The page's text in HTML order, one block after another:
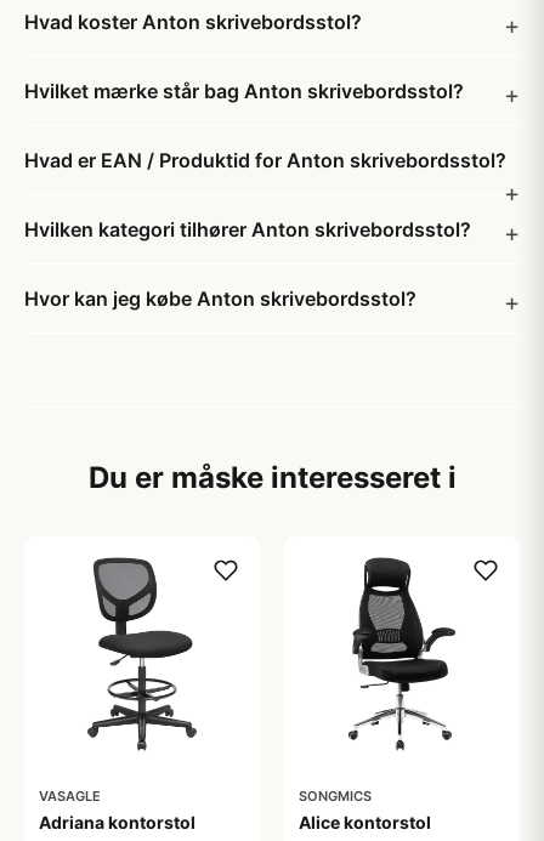
Hvad koster Anton skrivebordsstol?
Hvilket mærke står bag Anton skrivebordsstol?
Hvad er EAN / Produktid for Anton skrivebordsstol?
Hvilken kategori tilhører Anton skrivebordsstol?
Hvor kan jeg købe Anton skrivebordsstol?
Du er måske interesseret i
VASAGLE
Adriana kontorstol
SONGMICS
Alice kontorstol